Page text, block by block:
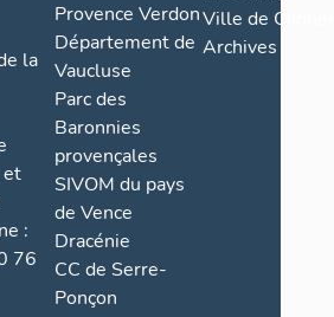
la
et
:
76
Provence Verdon
Département de
Vaucluse
Parc des
Baronnies
provençales
SIVOM du pays
de Vence
Dracénie
CC de Serre-
Ponçon
Ville de
Archives